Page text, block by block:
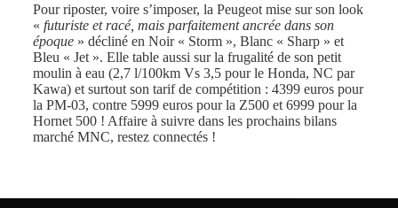
Pour riposter, voire s’imposer, la Peugeot mise sur son look
« futuriste et racé, mais parfaitement ancrée dans son
époque» décliné en Noir « Storm », Blanc « Sharp » et
Bleu « Jet ». Elle table aussi sur la frugalité de son petit
moulin à eau (2,7 l/100km Vs 3,5 pour le Honda, NC par
Kawa) et surtout son tarif de compétition : 4399 euros pour
la PM-03, contre 5999 euros pour la Z500 et 6999 pour la
Hornet 500 ! Affaire à suivre dans les prochains bilans
marché MNC, restez connectés !